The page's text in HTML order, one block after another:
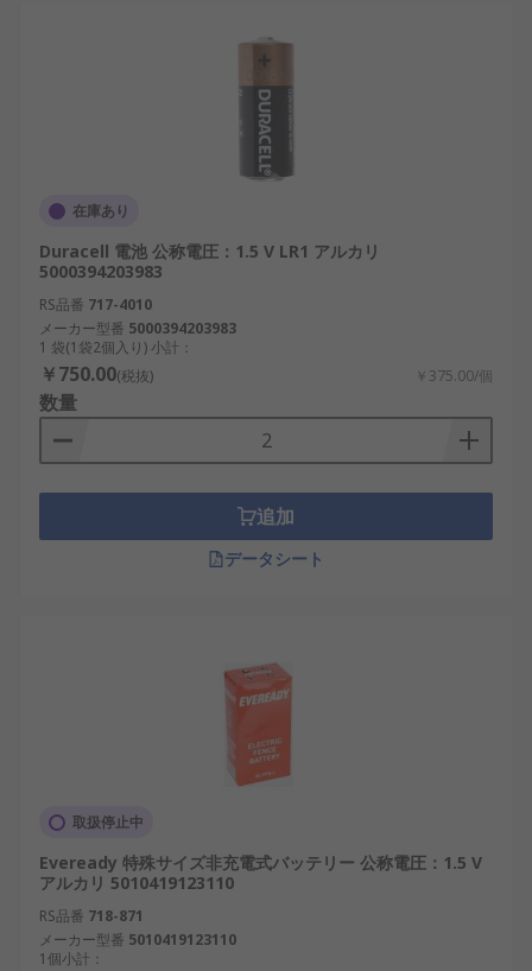
在庫あり
Duracell 電池 公称電圧：1.5 V LR1 アルカリ
5000394203983
RS品番 717-4010
メーカー型番 5000394203983
1 袋(1袋2個入り) 小計：
￥750.00(税抜) ￥375.00/個
数量
追加
データシート
取扱停止中
Eveready 特殊サイズ非充電式バッテリー 公称電圧：1.5 V
アルカリ 5010419123110
RS品番 718-871
メーカー型番 5010419123110
1個小計：